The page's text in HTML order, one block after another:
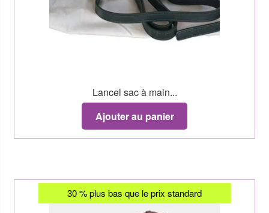
Lancel sac à main...
Ajouter au panier
30 % plus bas que le prix standard